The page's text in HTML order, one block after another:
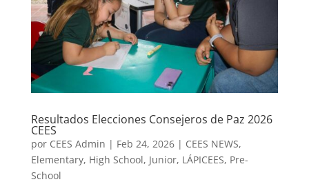
Resultados Elecciones Consejeros de Paz 2026
CEES
por CEES Admin | Feb 24, 2026| CEES NEWS,
Elementary, High School, Junior, LÁPICEES, Pre-
School